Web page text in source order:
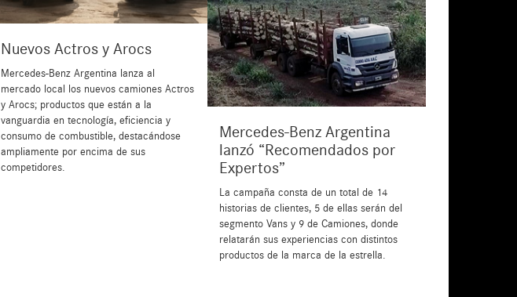
Nuevos Actros y Arocs
Mercedes-Benz Argentina lanza al
mercado local los nuevos camiones Actros
y Arocs; productos que están a la
vanguardia en tecnología, eficiencia y
consumo de combustible, destacándose
ampliamente por encima de sus
competidores.
Mercedes-Benz Argentina
lanzó “Recomendados por
Expertos”
La campaña consta de un total de 14
historias de clientes, 5 de ellas serán del
segmento Vans y 9 de Camiones, donde
relatarán sus experiencias con distintos
productos de la marca de la estrella.